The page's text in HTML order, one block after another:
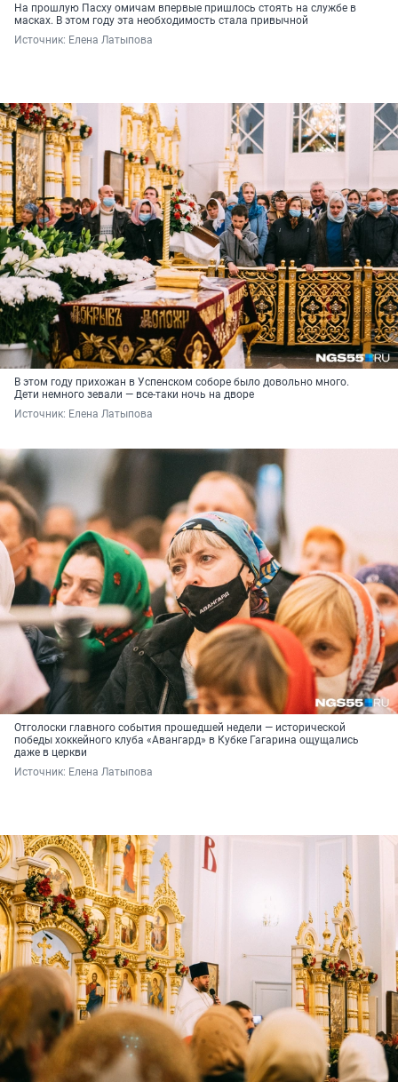
На прошлую Пасху омичам впервые пришлось стоять на службе в
масках. В этом году эта необходимость стала привычной
Источник: Елена Латыпова
В этом году прихожан в Успенском соборе было довольно много.
Дети немного зевали — все-таки ночь на дворе
Источник: Елена Латыпова
Отголоски главного события прошедшей недели — исторической
победы хоккейного клуба «Авангард» в Кубке Гагарина ощущались
даже в церкви
Источник: Елена Латыпова